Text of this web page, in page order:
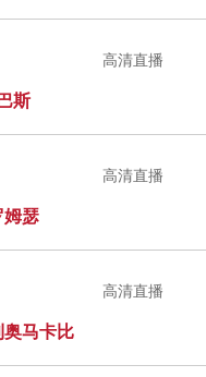
斯
高清直播
姆瑟
高清直播
奥马卡比
高清直播